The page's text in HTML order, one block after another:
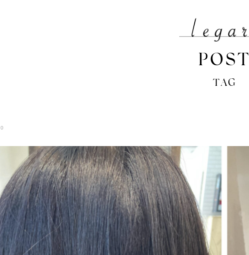
POST
TAG
0